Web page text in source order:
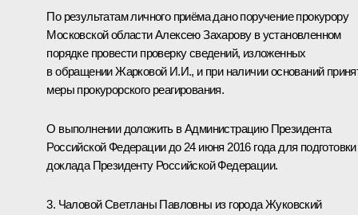
По результатам личного приёма дано поручение прокурору
Московской области Алексею Захарову в установленном
порядке провести проверку сведений, изложенных
в обращении Жарковой И.И., и при наличии оснований
меры прокурорского реагирования.
О выполнении доложить в Администрацию Президента
Российской Федерации до 24 июня 2016 года для подготовки
доклада Президенту Российской Федерации.
3. Чаловой Светланы Павловны из города Жуковский